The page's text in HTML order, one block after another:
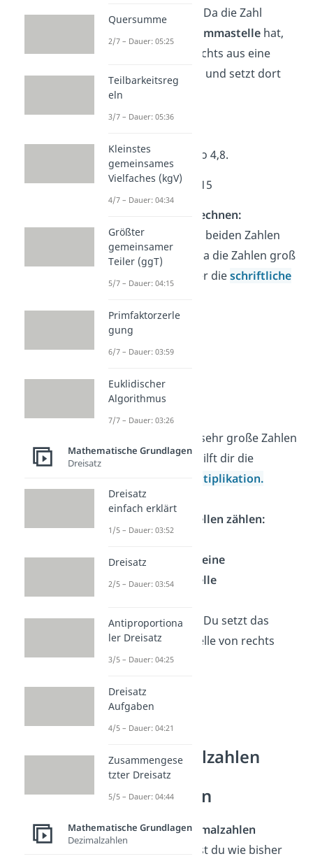
Da die Zahl
eine Nachkommastellehat,
gehst du von rechts aus eine
Stelle nach links und setzt dort
das Komma.
1,6 · 3 ergibt also 4,8.
➡️ Beispiel 2:2,55 · 15
Ohne Komma rechnen:
Multipliziere die beiden Zahlen
ohne Komma. Da die Zahlen groß
sind, hilft dir hier dieschriftliche
25 · 15
= 25 · 5 + 25 · 10
= 125 + 250
= 375
Musst du sehr große Zahlen
multiplizieren, hilft dir die
schriftliche Multiplikation.
Nachkommastellen zählen:
Die Zahl 2,5
eine
Nachkommastelle
Komma setzen:
Du setzt das
Komma eine Stelle von rechts
wieder ein.
375 → 37,5
Zwei Dezimalzahlen
miteinander
multiplizieren
Wenn duzwei Dezimalzahlen
, gehst du wie bisher
Quersumme
2/7 – Dauer: 05:25
Teilbarkeitsreg
eln
3/7 – Dauer: 05:36
Kleinstes
gemeinsames
Vielfaches (kgV)
4/7 – Dauer: 04:34
Größter
gemeinsamer
Teiler (ggT)
5/7 – Dauer: 04:15
Primfaktorzerle
gung
6/7 – Dauer: 03:59
Euklidischer
Algorithmus
7/7 – Dauer: 03:26
Mathematische Grundlagen
Dreisatz
Dreisatz
einfach erklärt
1/5 – Dauer: 03:52
Dreisatz
2/5 – Dauer: 03:54
Antiproportiona
ler Dreisatz
3/5 – Dauer: 04:25
Dreisatz
Aufgaben
4/5 – Dauer: 04:21
Zusammengese
tzter Dreisatz
5/5 – Dauer: 04:44
Mathematische Grundlagen
Dezimalzahlen